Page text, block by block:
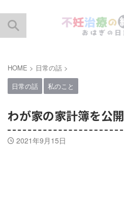
HOME > 日常の話 >
日常の話
私のこと
わが家の家計簿を公開
2021年9月15日